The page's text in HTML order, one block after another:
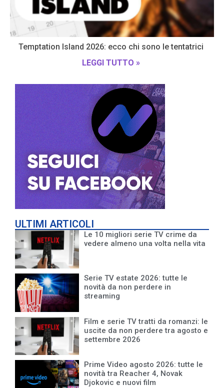
Temptation Island 2026: ecco chi sono le tentatrici
LEGGI TUTTO »
ULTIMI ARTICOLI
Le 10 migliori serie TV crime da
vedere almeno una volta nella vita
Serie TV estate 2026: tutte le
novità da non perdere in
streaming
Film e serie TV tratti da romanzi: le
uscite da non perdere tra agosto e
settembre 2026
Prime Video agosto 2026: tutte le
novità tra Reacher 4, Novak
Djokovic e nuovi film